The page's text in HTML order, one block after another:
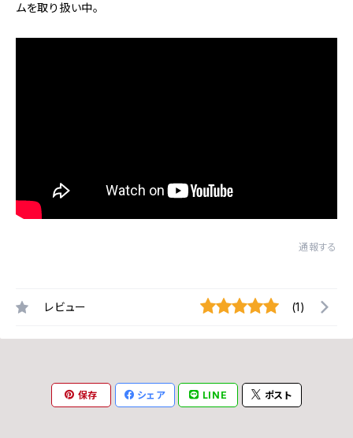
ムを取り扱い中。
通報する
レビュー (1)
保存 シェア LINE ポスト